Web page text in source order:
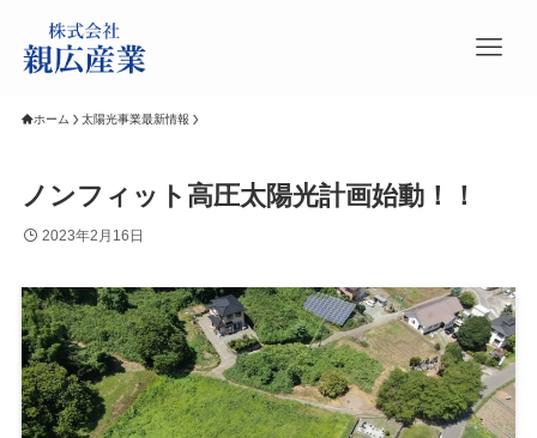
ホーム 太陽光事業最新情報
ノンフィット高圧太陽光計画始動！！
2023年2月16日